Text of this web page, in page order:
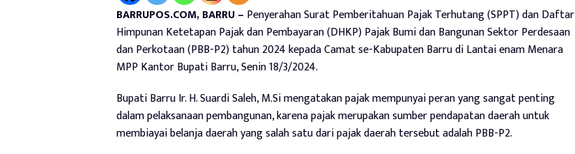
BARRUPOS.COM, BARRU – Penyerahan Surat Pemberitahuan Pajak Terhutang (SPPT) dan Daftar
Himpunan Ketetapan Pajak dan Pembayaran (DHKP) Pajak Bumi dan Bangunan Sektor Perdesaan
dan Perkotaan (PBB-P2) tahun 2024 kepada Camat se-Kabupaten Barru di Lantai enam Menara
MPP Kantor Bupati Barru, Senin 18/3/2024.
Bupati Barru Ir. H. Suardi Saleh, M.Si mengatakan pajak mempunyai peran yang sangat penting
dalam pelaksanaan pembangunan, karena pajak merupakan sumber pendapatan daerah untuk
membiayai belanja daerah yang salah satu dari pajak daerah tersebut adalah PBB-P2.